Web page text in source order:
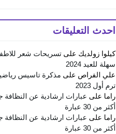
احدث التعليقات
كيلوا زولديك على تسريحات شعر
سهلة للعيد 2024
علي الفراص على مذكرة تاسيس
ترم أول 2023
راما على عبارات ارشادية عن النظافة
أكثر من 30 عبارة
راما على عبارات ارشادية عن النظافة
أكثر من 30 عبارة